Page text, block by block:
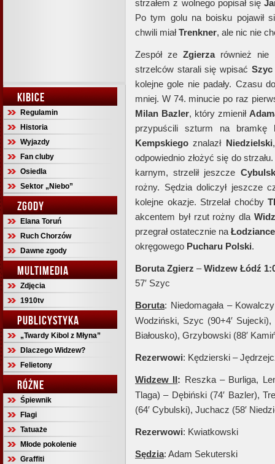
KIBICE
Regulamin
Historia
Wyjazdy
Fan cluby
Osiedla
Sektor „Niebo”
ZGODY
Elana Toruń
Ruch Chorzów
Dawne zgody
MULTIMEDIA
Zdjęcia
1910tv
PUBLICYSTYKA
„Twardy Kibol z Młyna”
Dlaczego Widzew?
Felietony
RÓŻNE
Śpiewnik
Flagi
Tatuaże
Młode pokolenie
Graffiti
strzałem z wolnego popisał się
Po tym golu na boisku pojawił
chwili miałTrenkner, ale nic nie
Zespół ze Zgierzarównież nie
strzelców starali się wpisać Szyc
kolejne gole nie padały. Czasu
mniej. W 74. minucie po raz
Milan Bazler, który zmienił
przypuścili szturm na bramkę
Kempskiego znalazł Niedzielski
odpowiednio złożyć się do
karnym, strzelił jeszcze
rożny. Sędzia doliczył jeszcze
kolejne okazje. Strzelał choćby
akcentem był rzut rożny dla
przegrał ostatecznie na Łodziance
okręgowego Pucharu Polski.
Boruta Zgierz –Widzew Łódź
57′ Szyc
Boruta: Niedomagała –
Wodziński, Szyc (90+4′ Sujecki),
Białousko), Grzybowski (88′
Rezerwowi: Kędzierski –
Widzew II: Reszka – Burliga,
Tlaga) – Dębiński (74′ Bazler),
(64′ Cybulski), Juchacz (58′
Rezerwowi: Kwiatkowski
Sędzia: Adam Sekuterski